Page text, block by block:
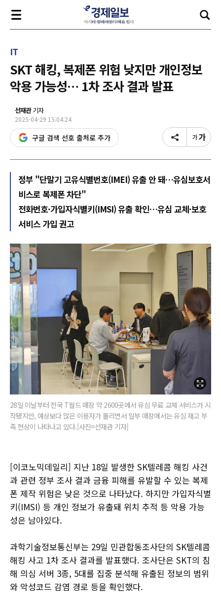
IT
SKT 해킹, 복제폰 위험 낮지만 개인정보
악용 가능성… 1차 조사 결과 발표
선재관기자
2025-04-29 15:04:24
구글 검색 선호 출처로 추가
정부 "단말기 고유식별번호(IMEI) 유출 안 돼…유심보호서
비스로 복제폰 차단"
전화번호·가입자식별키(IMSI) 유출 확인…유심 교체·보호
서비스 가입 권고
28일 이날부터 전국 T월드 매장 약 2600곳에서 유심 무료 교체 서비스가 시
작됐지만, 예상보다 많은 이용자가 몰리면서 일부 매장에서는 유심 재고 부
족 현상이 나타나고 있다.[사진=선재관 기자]
[이코노믹데일리] 지난 18일 발생한 SK텔레콤 해킹 사건
과 관련 정부 조사 결과 금융 피해를 유발할 수 있는 복제
폰 제작 위험은 낮은 것으로 나타났다. 하지만 가입자식별
키(IMSI) 등 개인 정보가 유출돼 위치 추적 등 악용 가능
성은 남아있다.
과학기술정보통신부는 29일 민관합동조사단의 SK텔레콤
해킹 사고 1차 조사 결과를 발표했다. 조사단은 SKT의 침
해 의심 서버 3종, 5대를 집중 분석해 유출된 정보의 범위
와 악성코드 감염 경로 등을 확인했다.